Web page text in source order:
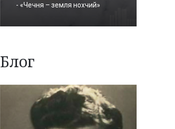
- «Чечня – земля нохчий»
Блог